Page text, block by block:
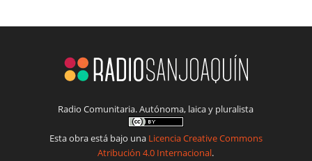
Radio Comunitaria. Autónoma, laica y pluralista
Esta obra está bajo una Licencia Creative Commons
Atribución 4.0 Internacional.